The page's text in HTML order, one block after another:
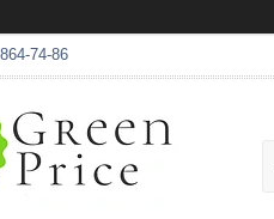
74-86